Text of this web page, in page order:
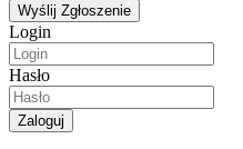
Login
Hasło